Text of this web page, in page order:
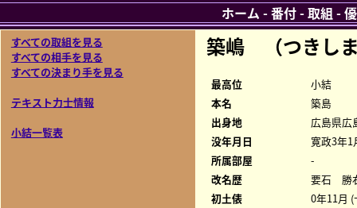
すべての取組を見る
すべての相手を見る
すべての決まり手を見る
テキスト力士情報
小結一覧表
築嶋 （つきし
最高位
小結
本名
築島
出身地
広島県広
没年月日
寛政3年1
所属部屋
-
改名歴
要石 勝
初土俵
0年11月 (
ホーム -番付-取組 -